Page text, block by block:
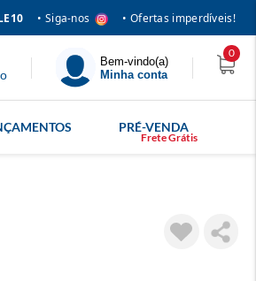
• Siga-nos • Ofertas imperdíveis!
Bem-vindo(a)
Minha conta
0
PRÉ-VENDA